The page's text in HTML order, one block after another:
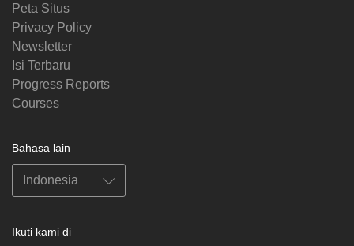
Peta Situs
Privacy Policy
Newsletter
Isi Terbaru
Progress Reports
Courses
Bahasa lain
Ikuti kami di